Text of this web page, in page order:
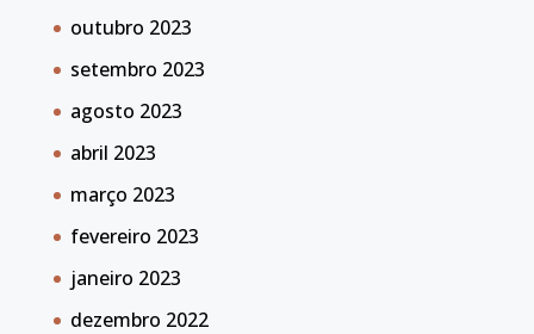
outubro 2023
setembro 2023
agosto 2023
abril 2023
março 2023
fevereiro 2023
janeiro 2023
dezembro 2022